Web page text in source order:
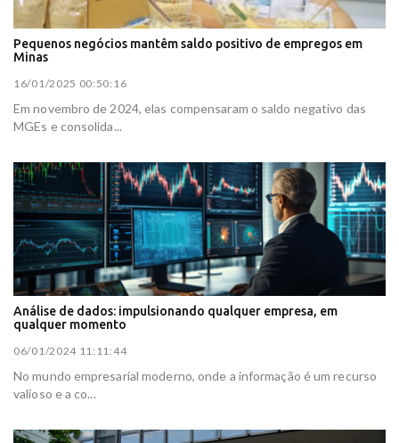
Pequenos negócios mantêm saldo positivo de empregos em
Minas
16/01/2025 00:50:16
Em novembro de 2024, elas compensaram o saldo negativo das
MGEs e consolida...
Análise de dados: impulsionando qualquer empresa, em
qualquer momento
06/01/2024 11:11:44
No mundo empresarial moderno, onde a informação é um recurso
valioso e a co...